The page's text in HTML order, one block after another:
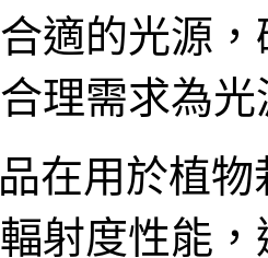
適的光源
理需求為
在用於植
射度性能